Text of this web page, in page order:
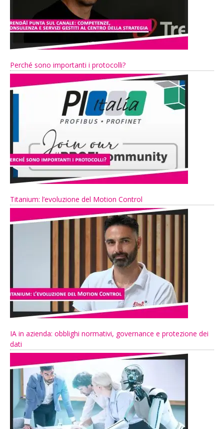
Perché sono importanti i protocolli?
Titanium: l’evoluzione del Motion Control
IA in azienda: obblighi normativi, governance e protezione dei
dati